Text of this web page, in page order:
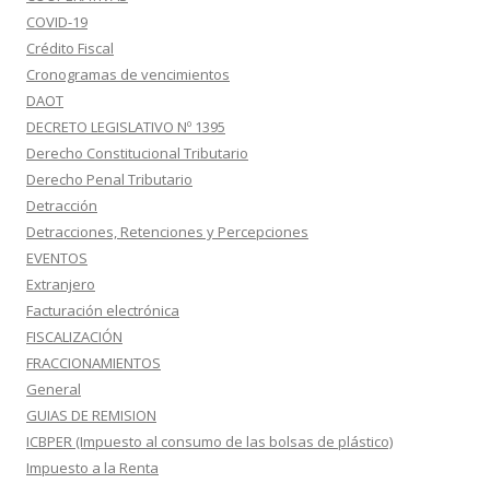
COVID-19
Crédito Fiscal
Cronogramas de vencimientos
DAOT
DECRETO LEGISLATIVO Nº 1395
Derecho Constitucional Tributario
Derecho Penal Tributario
Detracción
Detracciones, Retenciones y Percepciones
EVENTOS
Extranjero
Facturación electrónica
FISCALIZACIÓN
FRACCIONAMIENTOS
General
GUIAS DE REMISION
ICBPER (Impuesto al consumo de las bolsas de plástico)
Impuesto a la Renta